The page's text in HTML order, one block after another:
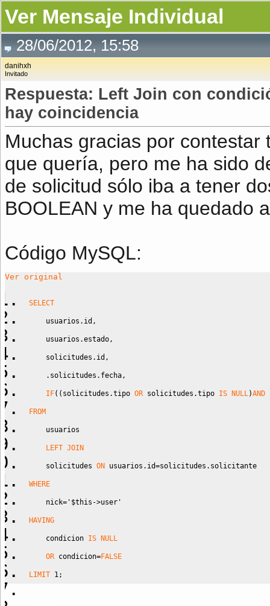
Ver Mensaje Individual
28/06/2012, 15:58
danihxh
Invitado
Respuesta: Left Join con
hay coincidencia
Muchas gracias por
que quería, pero me ha sido
de solicitud sólo iba a tener
BOOLEAN y me ha quedado
Código MySQL:
Ver original
SELECT
usuarios.id ,
usuarios.estado,
solicitudes.id ,
.solicitudes.fecha,
IF( ( solicitudes.tipo OR solicitudes.tipo IS NULL)AND
FROM
usuarios
LEFT JOIN
solicitudes ON usuarios.id=solicitudes.solicitante
WHERE
nick= '$this->user'
HAVING
condicion IS NULL
OR condicion=FALSE
LIMIT 1;